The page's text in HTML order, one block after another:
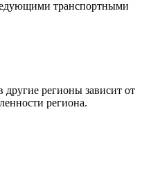
транспортными
другие регионы зависит от
региона.